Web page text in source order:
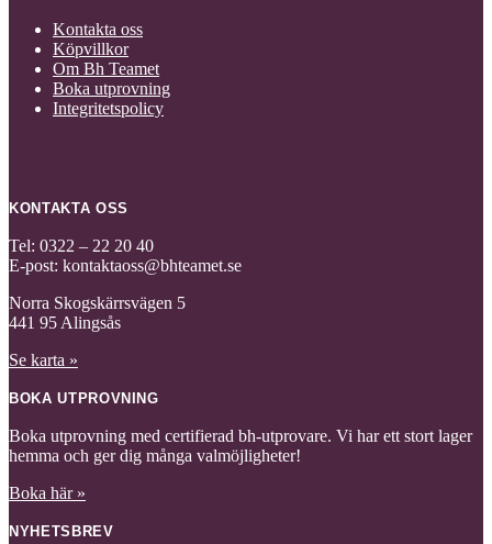
Kontakta oss
Köpvillkor
Om Bh Teamet
Boka utprovning
Integritetspolicy
KONTAKTA OSS
Tel: 0322 – 22 20 40
E-post: kontaktaoss@bhteamet.se
Norra Skogskärrsvägen 5
441 95 Alingsås
Se karta »
BOKA UTPROVNING
Boka utprovning med certifierad bh-utprovare. Vi har ett stort lager
hemma och ger dig många valmöjligheter!
Boka här »
NYHETSBREV